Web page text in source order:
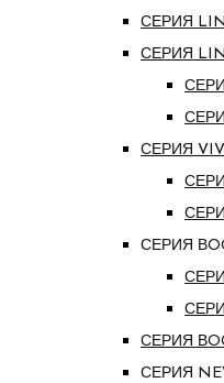
СЕРИЯ
СЕРИЯ
СЕРИЯ
СЕРИЯ
СЕРИЯ
СЕРИЯ